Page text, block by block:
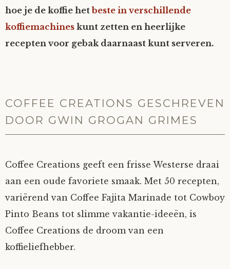
hoe je de koffie hetbeste in verschillende
koffiemachines kunt zetten en heerlijke
recepten voor gebak daarnaast kunt serveren.
COFFEE CREATIONS GESCHREVEN
DOOR GWIN GROGAN GRIMES
Coffee Creations geeft een frisse Westerse draai
aan een oude favoriete smaak. Met 50 recepten,
variërend van Coffee Fajita Marinade tot Cowboy
Pinto Beans tot slimme vakantie-ideeën, is
Coffee Creations de droom van een
koffieliefhebber.